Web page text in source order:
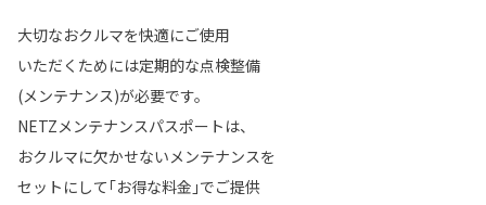
大切なおクルマを快適にご使用
いただくためには定期的な点検整備
(メンテナンス)が必要です。
NETZメンテナンスパスポートは、
おクルマに欠かせないメンテナンスを
セットにして｢お得な料金｣でご提供